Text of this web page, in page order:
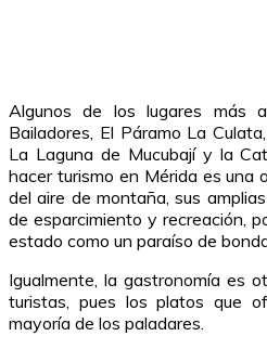
Algunos de los lugares más
Bailadores, El Páramo La
La Laguna de Mucubají y la
hacer turismo en Mérida es una
del aire de montaña, sus
de esparcimiento y recreación,
estado como un paraíso de
Igualmente, la gastronomía es
turistas, pues los platos que
mayoría de los paladares.